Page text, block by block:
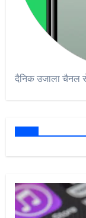
दैनिक उजाला चैनल